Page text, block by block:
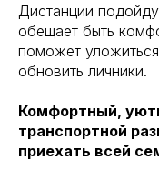
Дистанции
обещает быть
поможет
обновить личники.
Комфортный,
транспортной
приехать всей